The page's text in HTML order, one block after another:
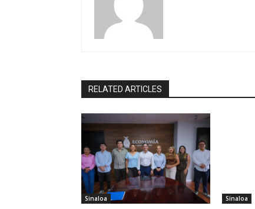
RELATED ARTICLES
Sinaloa Sinaloa